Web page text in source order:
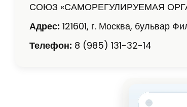
СОЮЗ «САМОРЕГУЛИРУЕМАЯ
Адрес: 121601, г. Москва, бульвар
Телефон: 8 (985) 131-32-14